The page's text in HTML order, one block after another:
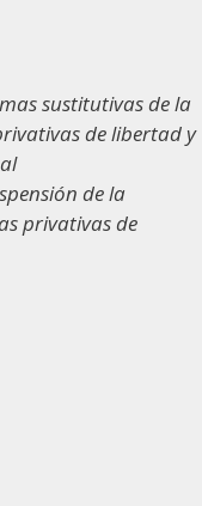
sustitutivas de la
de libertad y
de la
privativas de